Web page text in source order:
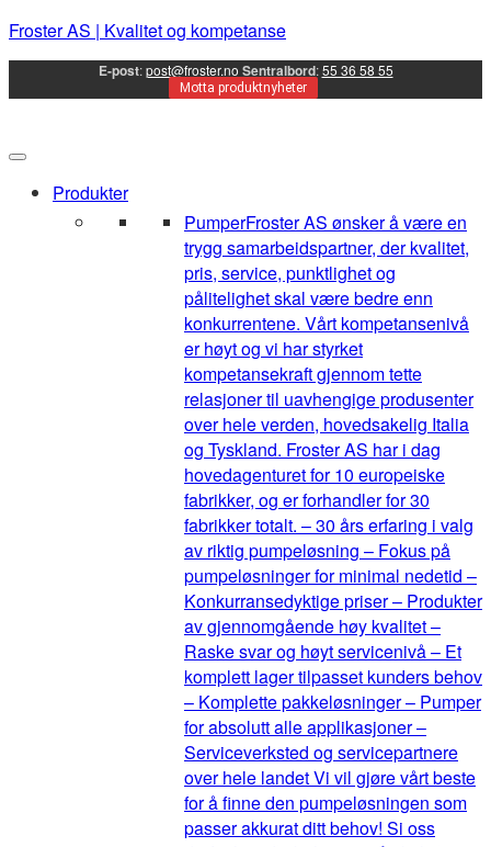
Froster AS | Kvalitet og kompetanse
E-post:post@froster.no Sentralbord:55 36 58 55
Motta produktnyheter
Produkter
PumperFroster AS ønsker å være en
trygg samarbeidspartner, der kvalitet,
pris, service, punktlighet og
pålitelighet skal være bedre enn
konkurrentene. Vårt kompetansenivå
er høyt og vi har styrket
kompetansekraft gjennom tette
relasjoner til uavhengige produsenter
over hele verden, hovedsakelig Italia
og Tyskland. Froster AS har i dag
hovedagenturet for 10 europeiske
fabrikker, og er forhandler for 30
fabrikker totalt. – 30 års erfaring i valg
av riktig pumpeløsning – Fokus på
pumpeløsninger for minimal nedetid –
Konkurransedyktige priser – Produkter
av gjennomgående høy kvalitet –
Raske svar og høyt servicenivå – Et
komplett lager tilpasset kunders behov
– Komplette pakkeløsninger – Pumper
for absolutt alle applikasjoner –
Serviceverksted og servicepartnere
over hele landet Vi vil gjøre vårt beste
for å finne den pumpeløsningen som
passer akkurat ditt behov! Si oss